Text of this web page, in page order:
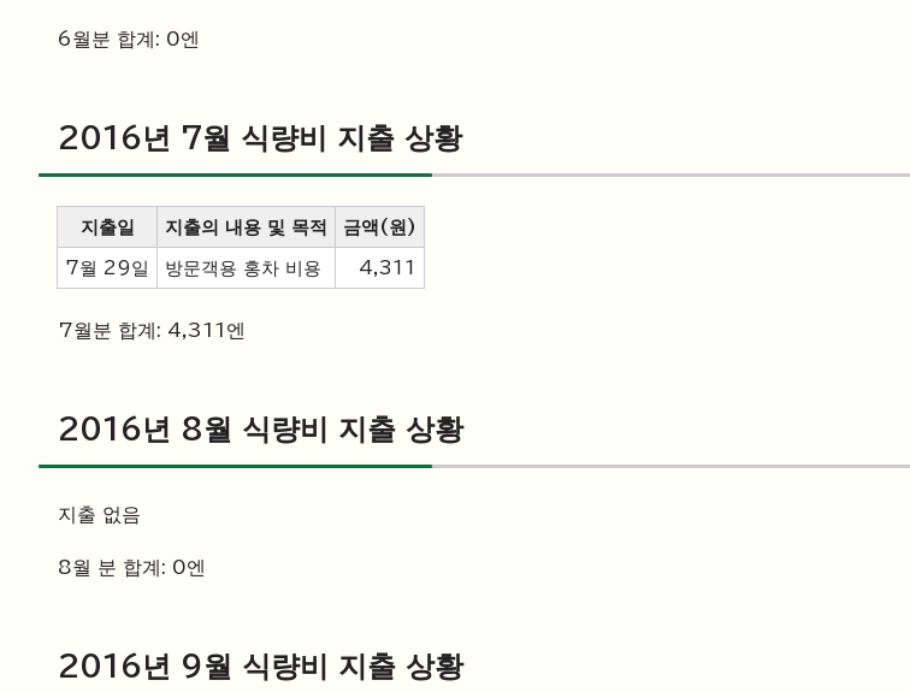
6월분 합계: 0엔
2016년 7월 식량비 지출 상황
지출일 지출의 내용 및 목적 금액(원)
7월 29일 방문객용 홍차 비용 4,311
7월분 합계: 4,311엔
2016년 8월 식량비 지출 상황
지출 없음
8월 분 합계: 0엔
2016년 9월 식량비 지출 상황